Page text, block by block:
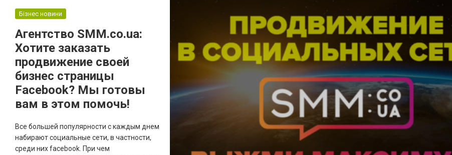
понимают что с данным видом работы
от приготовления экзотических блюд и
фирменн...
Бізнес новини
Агентство SMM.co.ua:
Хотите заказать
продвижение своей
бизнес страницы
Facebook? Мы готовы
вам в этом помочь!
Все большей популярности с каждым днем
набирают социальные сети, в частности,
среди них facebook. При чем